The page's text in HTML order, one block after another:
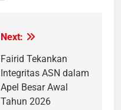
Next:
Fairid Tekankan
Integritas ASN dalam
Apel Besar Awal
Tahun 2026